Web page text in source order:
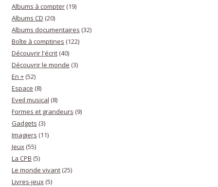
Albums à compter (19)
Albums CD (20)
Albums documentaires (32)
Boîte à comptines (122)
Découvrir l'écrit (40)
Découvrir le monde (3)
En + (52)
Espace (8)
Eveil musical (8)
Formes et grandeurs (9)
Gadgets (3)
Imagiers (11)
Jeux (55)
La CPB (5)
Le monde vivant (25)
Livres-jeux (5)